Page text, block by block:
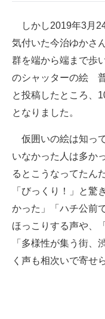
しかし2019年3月
気付いた今治ゆかさ
群を端から端まで歩
のシャッターの絵 普
と投稿したところ、
となりました。
仮囲いの絵は知っ
いなかった人は多か
るとこうなってたん
「びっくり！」と驚
かった」「ハチ公前
ほっこりする声や、
「多様性が集う街、
く声も相次いで寄せ